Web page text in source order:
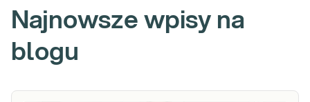
Najnowsze wpisy na
blogu